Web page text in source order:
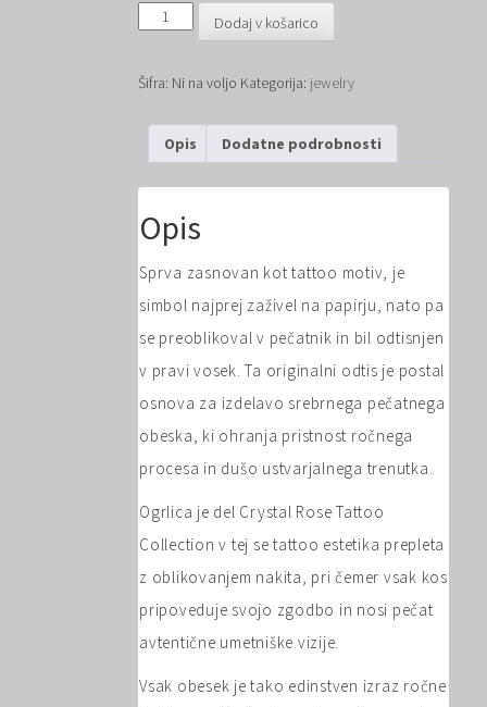
Kača
ovita
srca
vosku,
srebrna
ogrlica
Dodaj v košarico
Šifra: Ni na voljo Kategorija: jewelry
Opis Dodatne podrobnosti
Opis
Sprva zasnovan kot tattoo motiv, je
simbol najprej zaživel na papirju, nato pa
se preoblikoval v pečatnik in bil odtisnjen
v pravi vosek. Ta originalni odtis je postal
osnova za izdelavo srebrnega pečatnega
obeska, ki ohranja pristnost ročnega
procesa in dušo ustvarjalnega trenutka.
Ogrlica je del Crystal Rose Tattoo
Collection v tej se tattoo estetika prepleta
z oblikovanjem nakita, pri čemer vsak kos
pripoveduje svojo zgodbo in nosi pečat
avtentične umetniške vizije.
Vsak obesek je tako edinstven izraz ročne